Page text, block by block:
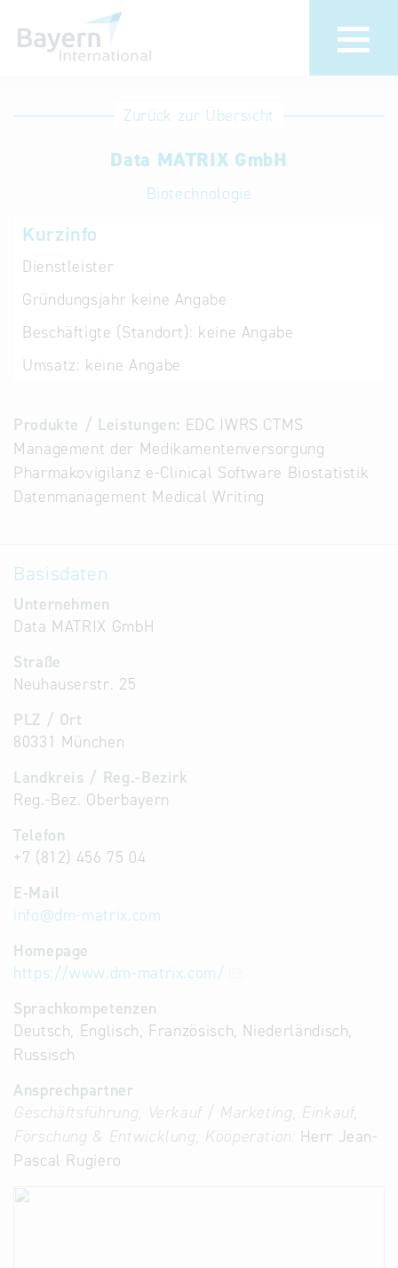
Anmeldung
Unternehmen
anmelden
Eintrag
löschen
Aktualisieren
Sie Ihren
Bavaria“
Datenbank
Alternative
Datenbanken
aus
Österreich
Zurück zur Übersicht
Data MATRIX GmbH
Biotechnologie
Kurzinfo
Dienstleister
Gründungsjahr keine Angabe
Beschäftigte (Standort): keine Angabe
Umsatz: keine Angabe
Produkte / Leistungen: EDC IWRS CTMS
Management der Medikamentenversorgung
Pharmakovigilanz e-Clinical Software Biostatistik
Datenmanagement Medical Writing
Basisdaten
Unternehmen
Data MATRIX GmbH
Straße
Neuhauserstr. 25
PLZ / Ort
80331 München
Landkreis / Reg.-Bezirk
Reg.-Bez. Oberbayern
Telefon
+7 (812) 456 75 04
E-Mail
info@dm-matrix.com
Homepage
https://www.dm-matrix.com/
Sprachkompetenzen
Deutsch, Englisch, Französisch, Niederländisch,
Russisch
Ansprechpartner
Geschäftsführung, Verkauf / Marketing, Einkauf,
Forschung & Entwicklung, Kooperation: Herr Jean-
Pascal Rugiero